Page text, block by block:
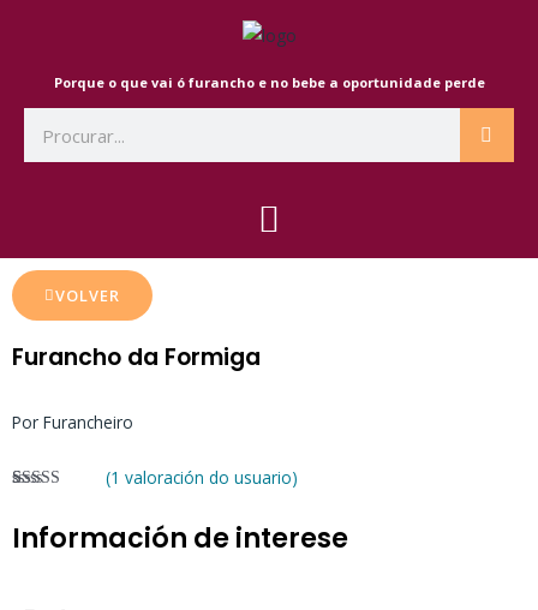
Porque o que vai ó furancho e no bebe a oportunidade perde
VOLVER
Furancho da Formiga
Por Furancheiro
sobre 5
baseado
(1 valoración do usuario)
Información de interese